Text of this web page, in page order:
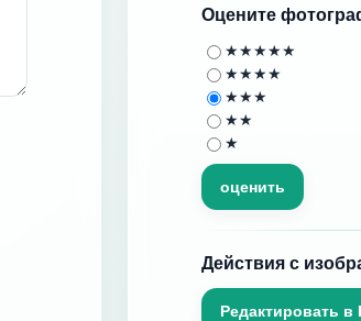
Оцените
★★★★★
★★★★
★★★
★★
★
Действия с
Редактировать в